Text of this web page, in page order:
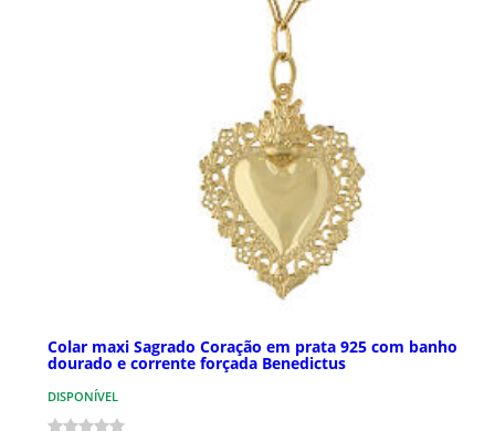
Colar maxi Sagrado Coração em prata 925 com banho
dourado e corrente forçada Benedictus
DISPONÍVEL